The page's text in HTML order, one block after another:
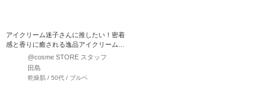
アイクリーム迷子さんに推したい！密着
感と香りに癒される逸品アイクリーム！
発酵コスメ特有のクセは…
@cosme STORE スタッフ
田島
乾燥肌 / 50代 / ブルベ